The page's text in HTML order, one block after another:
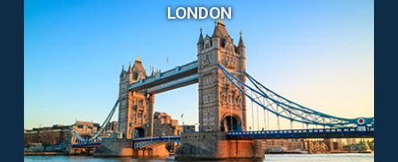
LONDON